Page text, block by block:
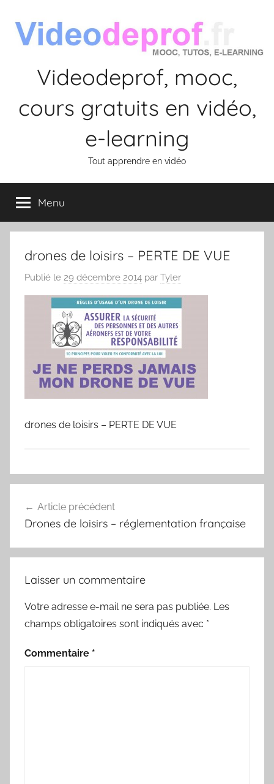
contenu
Videodeprof, mooc,
cours gratuits en vidéo,
e-learning
Tout apprendre en vidéo
Menu
drones de loisirs – PERTE DE VUE
Publié le 29 décembre 2014 par Tyler
drones de loisirs – PERTE DE VUE
de
Article précédent
Drones de loisirs – réglementation française
Laisser un commentaire
Votre adresse e-mail ne sera pas publiée. Les
champs obligatoires sont indiqués avec *
Commentaire *